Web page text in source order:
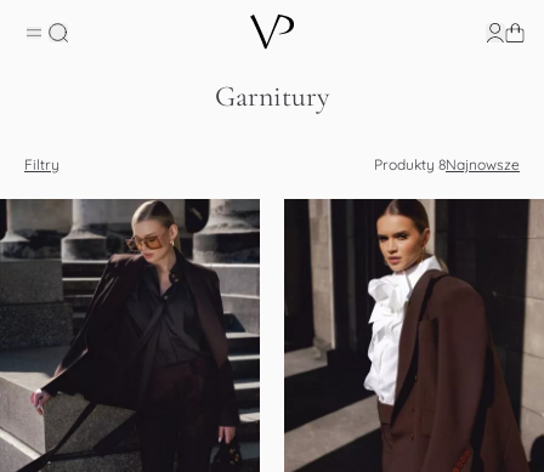
Garnitury
Filtry Produkty 8Najnowsze